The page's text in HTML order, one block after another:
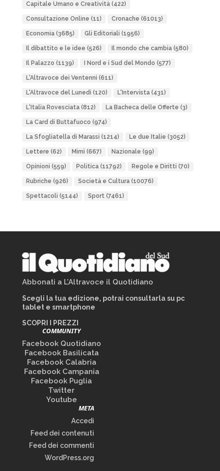
Capitale Umano e Creatività(422)
Consultazione Online (11) Cronache (61013)
Economia(3685) Gli Editoriali (1956)
Il dibattito e le idee (526) Il mondo che cambia(580)
Il Palazzo (1139) I Nord e i Sud del Mondo (577)
L'Altravoce dei Ventenni (611)
L'Altravoce del Lunedì (120) L'Intervista(431)
L'Italia Rovesciata(812) La Bacheca delle Offerte (3)
La Card di Buttafuoco (974)
La Sfogliatella di Marassi (1214) Le due Italie (3052)
Lettere (62) Mimì (667) Nazionale (99)
Opinioni (559) Politica(11792) Regole e Diritti (70)
Rubriche (926) Società e Cultura(10076)
Spettacoli (5144) Sport(7461)
Abbonati a L’Altravoce il Quotidiano
Scegli la tua edizione, potrai consultarla su pc
tablet e smartphone
SCOPRI I PREZZI
COMMUNITY
Facebook Quotidiano
Facebook Basilicata
Facebook Calabria
Facebook Campania
Facebook Puglia
Twitter
Youtube
META
Accedi
Feed dei contenuti
Feed dei commenti
WordPress.org